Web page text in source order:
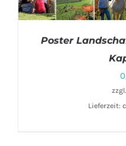
IN DEN
Poster
zzgl.
Lieferzeit: